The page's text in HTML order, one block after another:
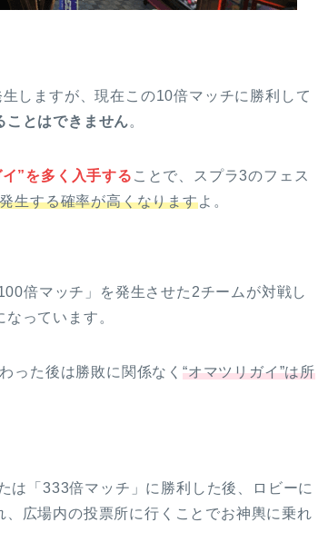
しますが、現在この10倍マッチに勝利して
ことはできません。
”を多く入手する ことで、スプラ3のフェス
生する確率が高くなりますよ。
倍マッチ」を発生させた2チームが対戦し
っています。
った後は勝敗に関係なく “オマツリガイ”は所
は「333倍マッチ」に勝利した後、ロビーに
広場内の投票所に行くことでお神輿に乗れ